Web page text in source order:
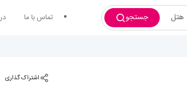
هتل جستجو تماس با ما
اشتراک گذاری